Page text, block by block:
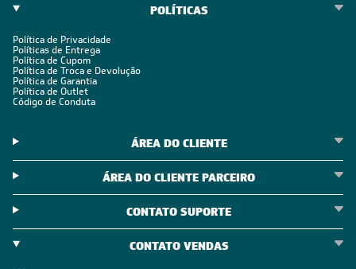
POLÍTICAS
Política de Privacidade
Políticas de Entrega
Política de Cupom
Política de Troca e Devolução
Política de Garantia
Política de Outlet
Código de Conduta
ÁREA DO CLIENTE
ÁREA DO CLIENTE PARCEIRO
CONTATO SUPORTE
CONTATO VENDAS